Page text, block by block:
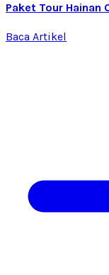
Paket Tour Hainan
Baca Artikel